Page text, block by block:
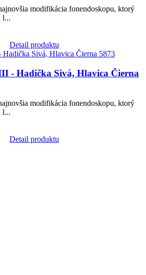
modifikácia fonendoskopu, ktorý
l...
Detail produktu
- Hadička Sivá, Hlavica Čierna
modifikácia fonendoskopu, ktorý
l...
Detail produktu